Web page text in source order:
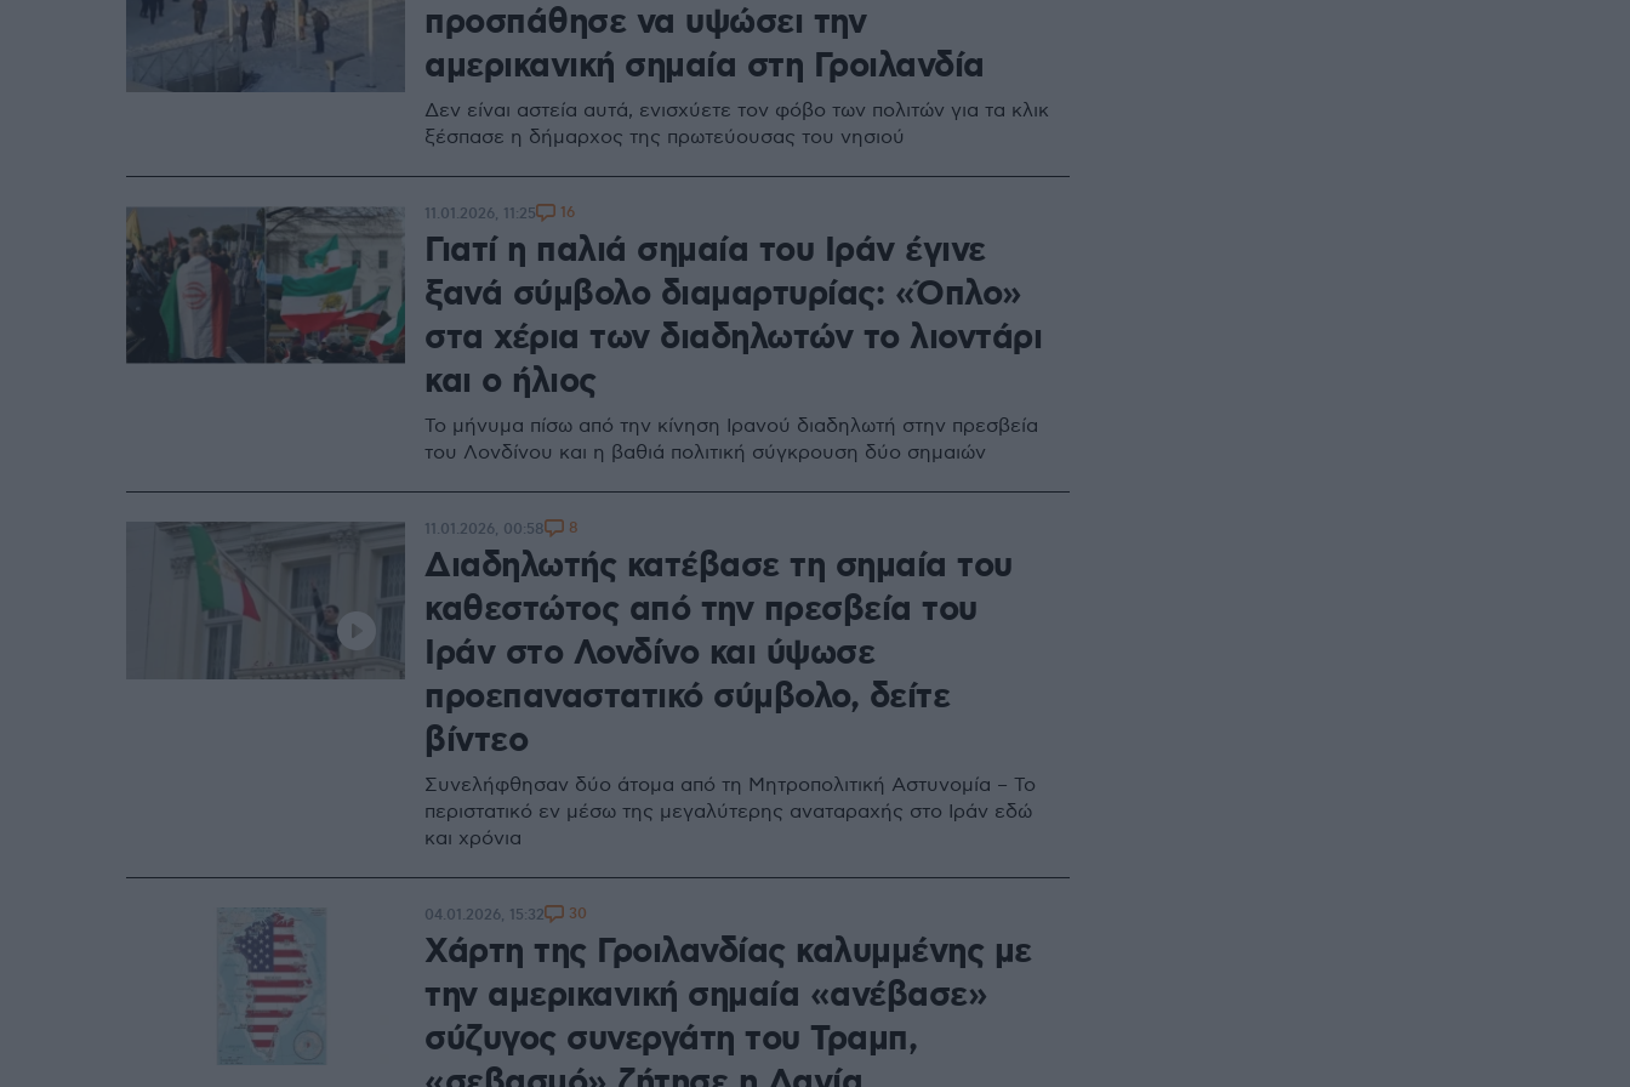
προσπάθησε να υψώσει την
αμερικανική σημαία στη Γροιλανδία
Δεν είναι αστεία αυτά, ενισχύετε τον φόβο των πολιτών για τα κλικ
ξέσπασε η δήμαρχος της πρωτεύουσας του νησιού
Γιατί η παλιά σημαία του Ιράν έγινε
ξανά σύμβολο διαμαρτυρίας: «Όπλο»
στα χέρια των διαδηλωτών το λιοντάρι
και ο ήλιος
Το μήνυμα πίσω από την κίνηση Ιρανού διαδηλωτή στην πρεσβεία
του Λονδίνου και η βαθιά πολιτική σύγκρουση δύο σημαιών
11.01.2026, 11:25 16
Διαδηλωτής κατέβασε τη σημαία του
καθεστώτος από την πρεσβεία του
Ιράν στο Λονδίνο και ύψωσε
προεπαναστατικό σύμβολο, δείτε
βίντεο
Συνελήφθησαν δύο άτομα από τη Μητροπολιτική Αστυνομία – Το
περιστατικό εν μέσω της μεγαλύτερης αναταραχής στο Ιράν εδώ
και χρόνια
11.01.2026, 00:58 8
Χάρτη της Γροιλανδίας καλυμμένης με
την αμερικανική σημαία «ανέβασε»
σύζυγος συνεργάτη του Τραμπ,
04.01.2026, 15:32 30